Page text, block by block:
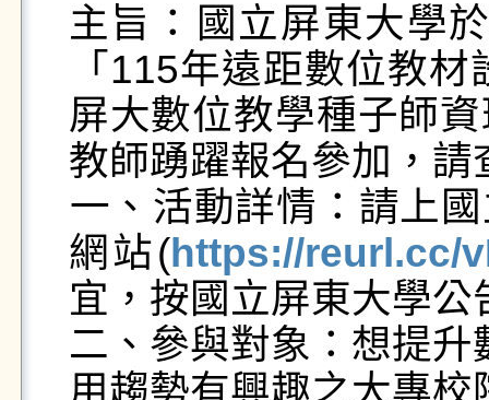
主旨：​國立屏東大學
「115年遠距數位教
屏大數位教學種子師
教師踴躍報名參加，
一、​​​活動詳情：請上
網站(https://reurl.cc/
宜，按國立屏東大學公
二、​​​參與對象：想提
用趨勢有興趣之大專校